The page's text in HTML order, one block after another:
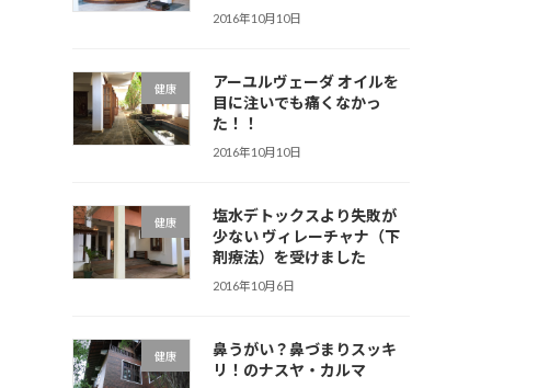
2016年10月10日
健康
アーユルヴェーダ オイルを
目に注いでも痛くなかっ
た！！
2016年10月10日
健康
塩水デトックスより失敗が
少ない ヴィレーチャナ（下
剤療法）を受けました
2016年10月6日
健康
鼻うがい？鼻づまりスッキ
リ！のナスヤ・カルマ